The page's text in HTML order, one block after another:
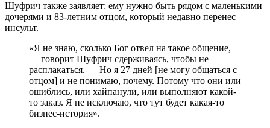
Шуфрич также заявляет: ему нужно быть рядом с маленькими
дочерями и 83-летним отцом, который недавно перенес
инсульт.
«Я не знаю, сколько Бог отвел на такое общение,
— говорит Шуфрич сдерживаясь, чтобы не
расплакаться. — Но я 27 дней [не могу общаться с
отцом] и не понимаю, почему. Потому что они или
ошиблись, или хайпанули, или выполняют какой-
то заказ. Я не исключаю, что тут будет какая-то
бизнес-история».